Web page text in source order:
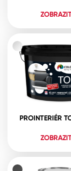
PROINTERIÉR